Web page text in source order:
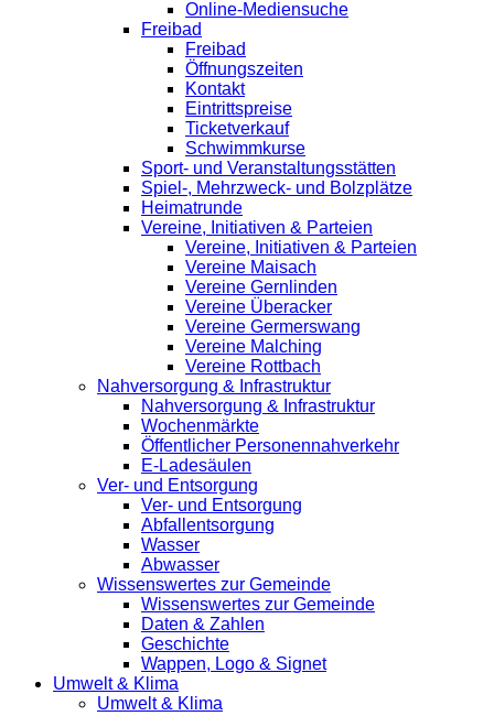
Online-Mediensuche
Freibad
Freibad
Öffnungszeiten
Kontakt
Eintrittspreise
Ticketverkauf
Schwimmkurse
Sport- und Veranstaltungsstätten
Spiel-, Mehrzweck- und Bolzplätze
Heimatrunde
Vereine, Initiativen & Parteien
Vereine, Initiativen & Parteien
Vereine Maisach
Vereine Gernlinden
Vereine Überacker
Vereine Germerswang
Vereine Malching
Vereine Rottbach
Nahversorgung & Infrastruktur
Nahversorgung & Infrastruktur
Wochenmärkte
Öffentlicher Personennahverkehr
E-Ladesäulen
Ver- und Entsorgung
Ver- und Entsorgung
Abfallentsorgung
Wasser
Abwasser
Wissenswertes zur Gemeinde
Wissenswertes zur Gemeinde
Daten & Zahlen
Geschichte
Wappen, Logo & Signet
Umwelt & Klima
Umwelt & Klima